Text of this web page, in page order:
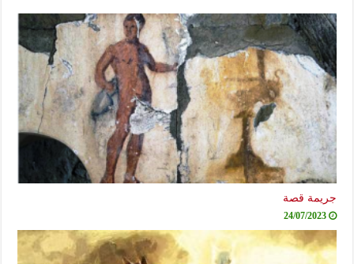
جريمة قصة
24/07/2023